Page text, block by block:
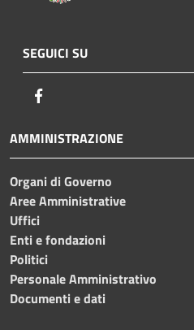
SEGUICI SU
AMMINISTRAZIONE
Organi di Governo
Aree Amministrative
Uffici
Enti e fondazioni
Politici
Personale Amministrativo
Documenti e dati